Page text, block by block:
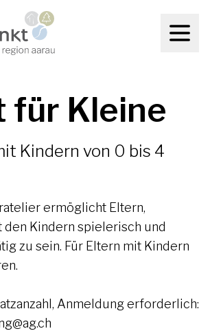
für Kleine
Kindern von 0 bis 4
ermöglicht Eltern,
den Kindern spielerisch und
zu sein. Für Eltern mit Kindern
Anmeldung erforderlich: